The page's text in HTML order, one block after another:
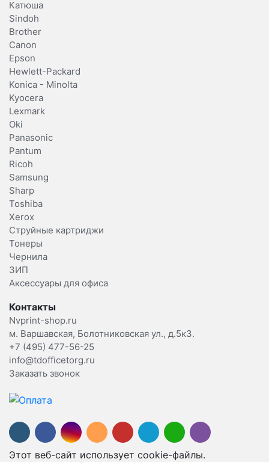
Катюша
Sindoh
Brother
Canon
Epson
Hewlett-Packard
Konica - Minolta
Kyocera
Lexmark
Oki
Panasonic
Pantum
Ricoh
Samsung
Sharp
Toshiba
Xerox
Струйные картриджи
Тонеры
Чернила
ЗИП
Аксессуары для офиса
Контакты
Nvprint-shop.ru
м. Варшавская, Болотниковская ул., д.5к3.
+7 (495) 477-56-25
info@tdofficetorg.ru
Заказать звонок
Этот веб-сайт использует cookie-файлы.